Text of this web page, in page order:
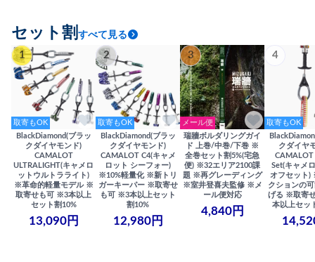
セット割 すべて見る
1
取寄もOK
BlackDiamond(ブラッ
クダイヤモンド)
CAMALOT
ULTRALIGHT(キャメロ
ットウルトラライト)
※革命的軽量モデル ※
取寄せも可 ※3本以上
セット割10%
13,090円
2
取寄もOK
BlackDiamond(ブラッ
クダイヤモンド)
CAMALOT C4(キャメ
ロット シーフォー)
※10%軽量化 ※新トリ
ガーキーパー ※取寄せ
も可 ※3本以上セット
割10%
12,980円
3
メール便
瑞牆ボルダリングガイ
ド 上巻/中巻/下巻 ※
全巻セット割5%(宅急
便) ※32エリア2100課
題 ※再グレーディング
※室井登喜夫監修 ※メ
ール便対応
4,840円
4
取寄もOK
クダイヤ
Set(キャメ
オフセット)
クションの
げる ※取寄
本以上セッ